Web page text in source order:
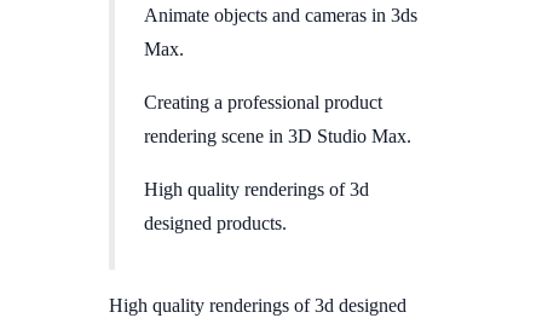
Animate objects and cameras in 3ds
Max.
Creating a professional product
rendering scene in 3D Studio Max.
High quality renderings of 3d
designed products.
High quality renderings of 3d designed